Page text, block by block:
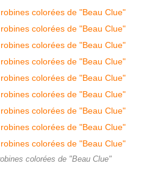
colorées de "Beau Clue"